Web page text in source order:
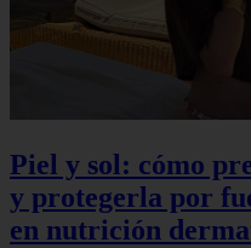
Piel y sol: cómo
y protegerla por
en nutrición